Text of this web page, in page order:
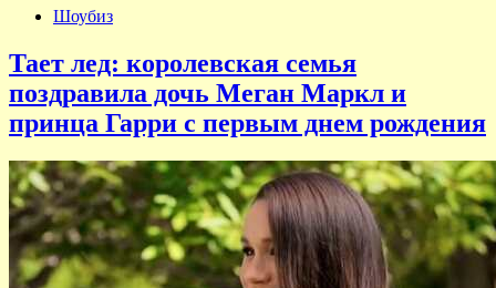
Шоубиз
Тает лед: королевская семья
поздравила дочь Меган Маркл и
принца Гарри с первым днем рождения